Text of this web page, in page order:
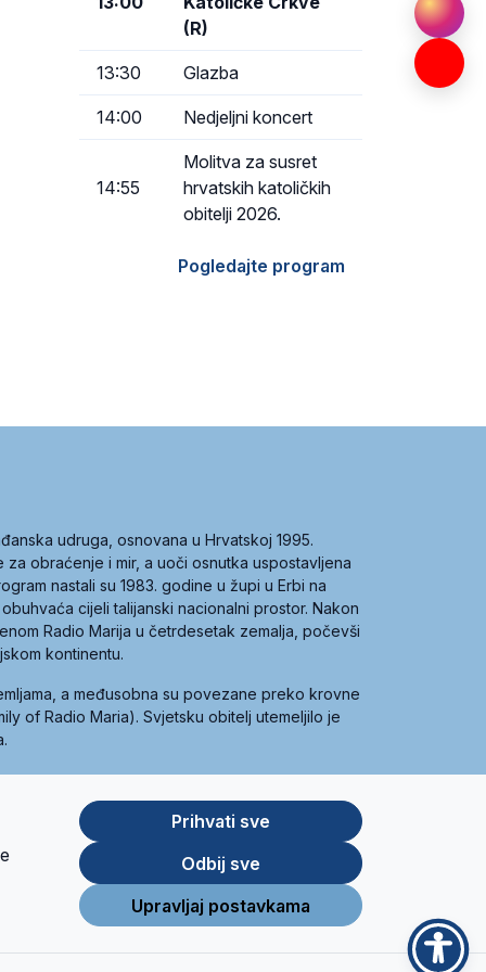
(R)
13:30 Glazba
14:00 Nedjeljni koncert
14:55
Molitva za susret
hrvatskih katoličkih
obitelji 2026.
Pogledajte program
udruga, osnovana u Hrvatskoj 1995.
obraćenje i mir, a uoči osnutka uspostavljena
nastali su 1983. godine u župi u Erbi na
cijeli talijanski nacionalni prostor. Nakon
Radio Marija u četrdesetak zemalja, počevši
kontinentu.
a međusobna su povezane preko krovne
of Radio Maria). Svjetsku obitelj utemeljilo je
Store
Prihvati sve
Odbij sve
Upravljaj postavkama